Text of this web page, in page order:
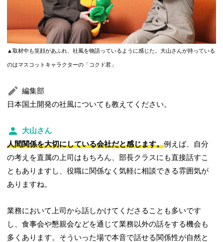
▲取材中も笑顔があふれ、社風を物語っているように感じた。大山さんが持っている
のはマスコットキャラクターの「コクド君」
編集部
日本国土開発の社風についても教えてください。
大山さん
人間関係を大切にしている会社だと感じます。例えば、自分
の考えを直属の上司はもちろん、部長クラスにも直接話すこ
ともありますし、役職に関係なく気軽に相談できる雰囲気が
ありますね。
業務において上司から話しかけてくださることも多いです
し、食事会や懇親会などを通じて業務以外の話をする機会も
多くあります。そういった場で本音で話せる関係性が自然と